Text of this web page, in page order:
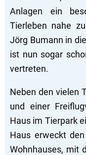
Anlagen ein
Tierleben nahe
Jörg Bumann in
ist nun sogar
vertreten.
Neben den vielen
und einer
Haus im Tierpark
Haus erweckt
Wohnhauses, mit